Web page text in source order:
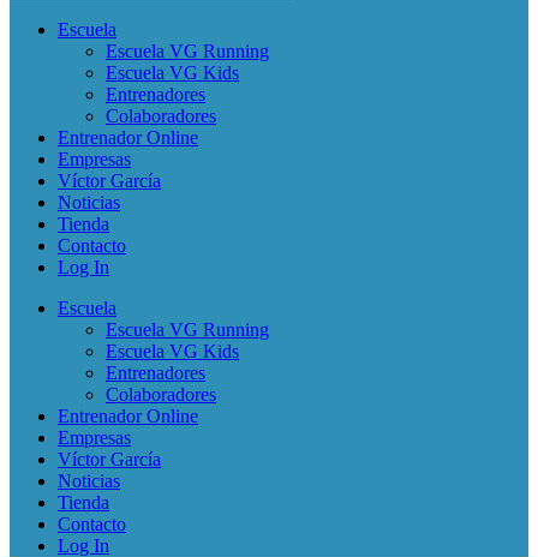
Escuela
Escuela VG Running
Escuela VG Kids
Entrenadores
Colaboradores
Entrenador Online
Empresas
Víctor García
Noticias
Tienda
Contacto
Log In
Escuela
Escuela VG Running
Escuela VG Kids
Entrenadores
Colaboradores
Entrenador Online
Empresas
Víctor García
Noticias
Tienda
Contacto
Log In